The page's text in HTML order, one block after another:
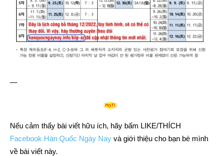
—
Nếu cảm thấy bài viết hữu ích, hãy bấm LIKE/THÍCH
Facebook Hàn Quốc Ngày Nay và giới thiệu cho bạn bè mình
về bài viết này.